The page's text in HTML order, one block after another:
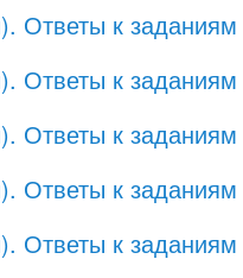
Ответы к заданиям
Ответы к заданиям
Ответы к заданиям
Ответы к заданиям
Ответы к заданиям